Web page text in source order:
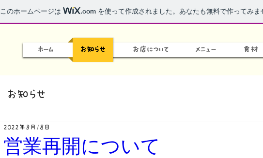
このホームページは .com を使って作成されました。あなたも無料で作ってみま
ホーム お知らせ お店について メニュー 食材
お知らせ
営業再開について
2022年3月18日